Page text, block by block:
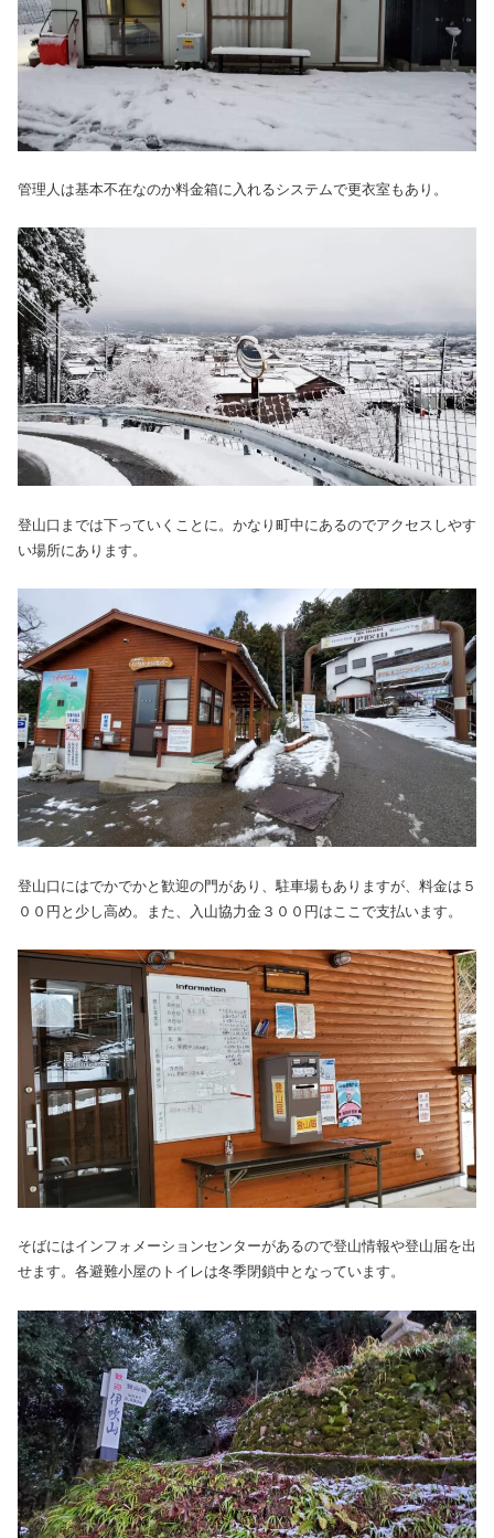
管理人は基本不在なのか料金箱に入れるシステムで更衣室もあり。
登山口までは下っていくことに。かなり町中にあるのでアクセスしやす
い場所にあります。
登山口にはでかでかと歓迎の門があり、駐車場もありますが、料金は５
００円と少し高め。また、入山協力金３００円はここで支払います。
そばにはインフォメーションセンターがあるので登山情報や登山届を出
せます。各避難小屋のトイレは冬季閉鎖中となっています。